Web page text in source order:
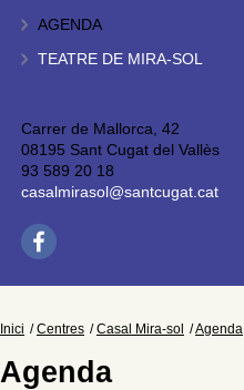
AGENDA
TEATRE DE MIRA-SOL
Carrer de Mallorca, 42
08195 Sant Cugat del Vallès
93 589 20 18
casalmirasol@santcugat.cat
Inici Centres Casal Mira-sol Agenda
Agenda